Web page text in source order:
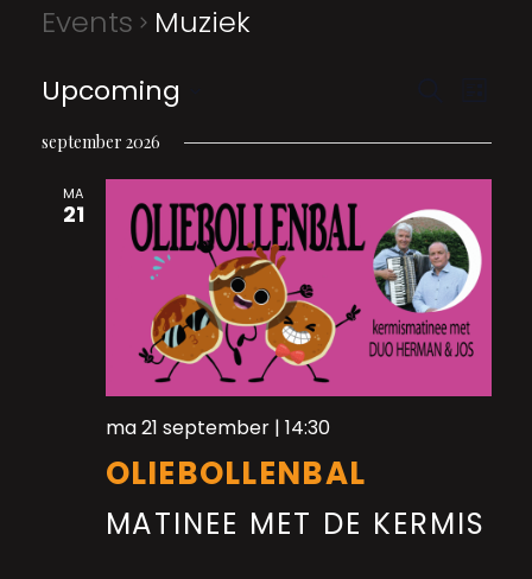
Events Muziek
and
Upcoming
date.
september 2026
MA
21
ma 21 september | 14:30
OLIEBOLLENBAL
MATINEE MET DE KERMIS